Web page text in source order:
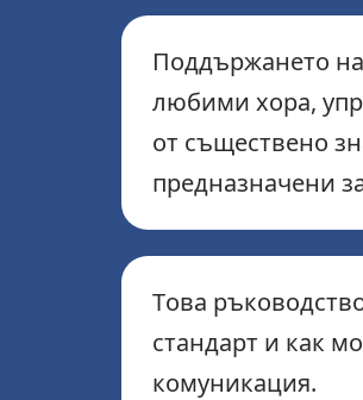
Поддържането
любими хора,
от съществено
предназначени
Това
стандарт и как
комуникация.